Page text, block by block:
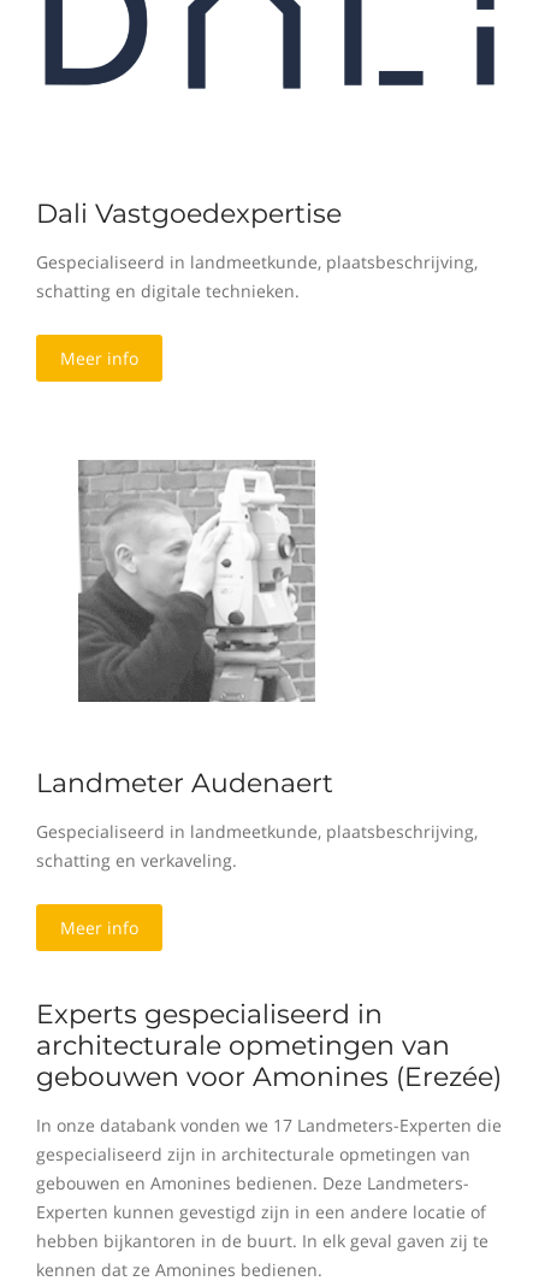
Dali Vastgoedexpertise
Gespecialiseerd in landmeetkunde, plaatsbeschrijving,
schatting en digitale technieken.
Meer info
Landmeter Audenaert
Gespecialiseerd in landmeetkunde, plaatsbeschrijving,
schatting en verkaveling.
Meer info
Experts gespecialiseerd in
architecturale opmetingen van
gebouwen voor Amonines (Erezée)
In onze databank vonden we 17 Landmeters-Experten die
gespecialiseerd zijn in architecturale opmetingen van
gebouwen en Amonines bedienen. Deze Landmeters-
Experten kunnen gevestigd zijn in een andere locatie of
hebben bijkantoren in de buurt. In elk geval gaven zij te
kennen dat ze Amonines bedienen.